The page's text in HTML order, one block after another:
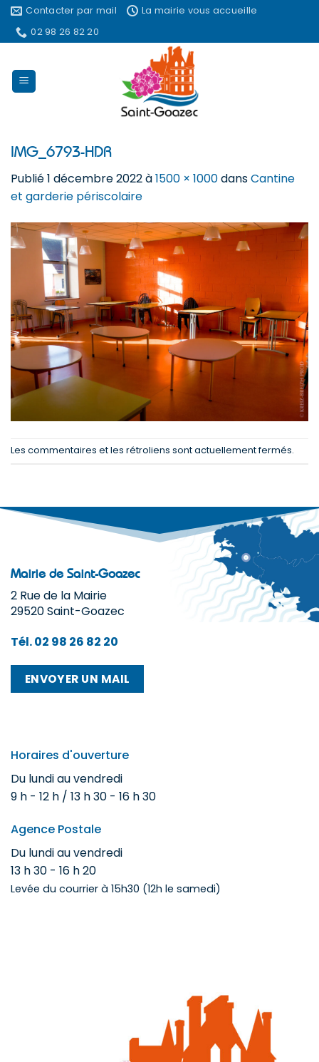
Passer
contenu
Contacter par mail
La mairie vous accueille
02 98 26 82 20
IMG_6793-HDR
Publié1 décembre 2022à1500 × 1000dansCantine
et garderie périscolaire
Les commentaires et les rétroliens sont actuellement fermés.
Mairie de Saint-Goazec
2 Rue de la Mairie
29520 Saint-Goazec
Tél. 02 98 26 82 20
ENVOYER UN MAIL
Horaires d'ouverture
Du lundi au vendredi
9 h - 12 h / 13 h 30 - 16 h 30
Agence Postale
Du lundi au vendredi
13 h 30 - 16 h 20
Levée du courrier à 15h30 (12h le samedi)